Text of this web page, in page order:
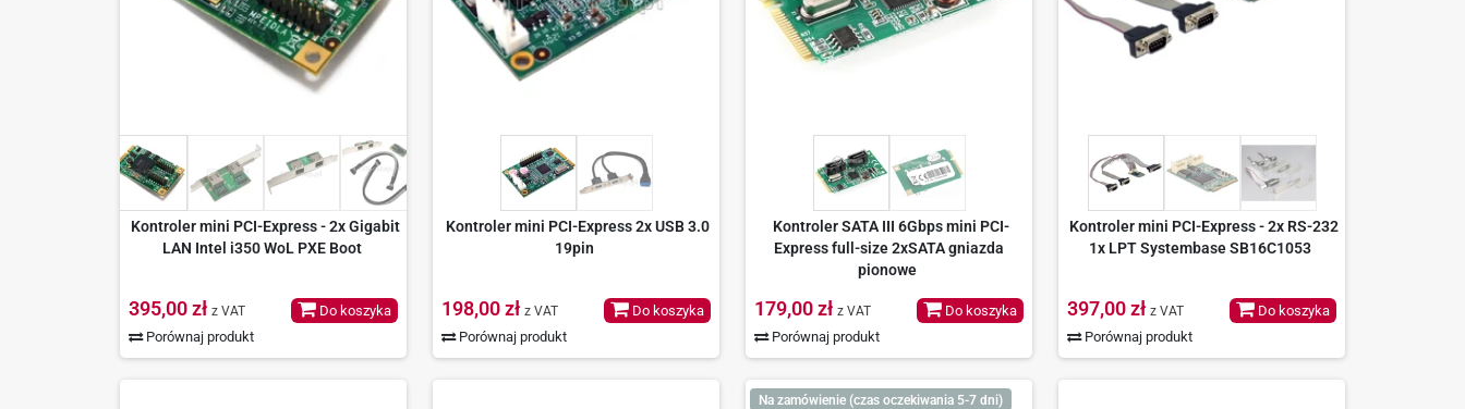
Kontroler mini PCI-Express - 2x Gigabit
LAN Intel i350 WoL PXE Boot
395,00 zł z VAT
Porównaj produkt
Do koszyka
Kontroler mini PCI-Express 2x USB 3.0
19pin
198,00 zł z VAT
Porównaj produkt
Do koszyka
Kontroler SATA III 6Gbps mini PCI-
Express full-size 2xSATA gniazda
pionowe
179,00 zł z VAT
Porównaj produkt
Do koszyka
Kontroler mini PCI-Express - 2x RS-232
1x LPT Systembase SB16C1053
397,00 zł z VAT
Porównaj produkt
Do koszyka
Na zamówienie (czas oczekiwania 5-7 dni)